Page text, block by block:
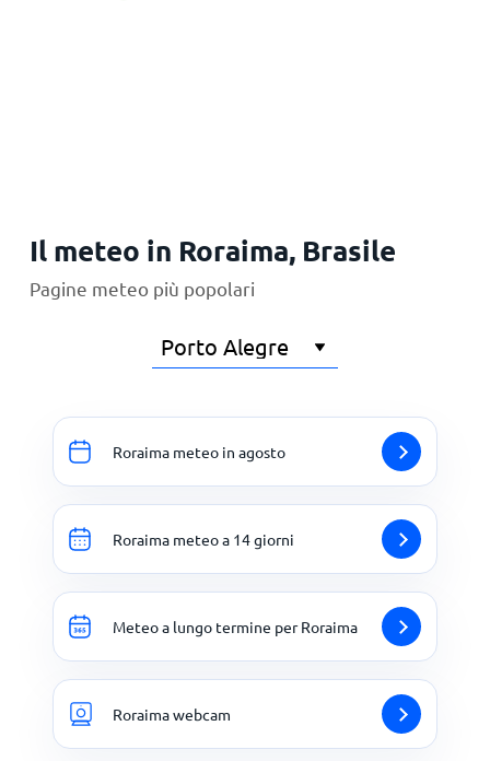
Il meteo in Roraima, Brasile
Pagine meteo più popolari
Roraima meteo in agosto
Roraima meteo a 14 giorni
Meteo a lungo termine per Roraima
Roraima webcam